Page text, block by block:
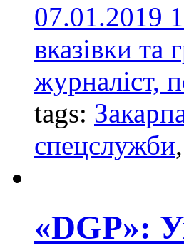
07.01.2019
вказівки
журналіст,
tags:
спецслужби,
«DGP»: